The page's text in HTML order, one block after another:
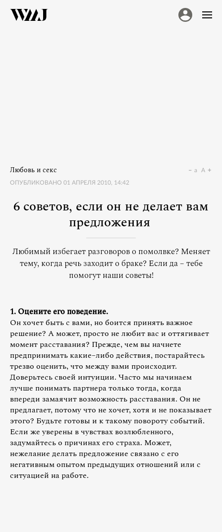
Любовь и секс
ОПУБЛИКОВАНО 01 АПРЕЛЯ 2010, 14:42
a A
6 советов, если он не делает вам
предложения
Любимый избегает разговоров о помолвке? Меняет
тему, когда речь заходит о браке? Если да – тебе
помогут наши советы!
1. Оцените его поведение.
Он хочет быть с вами, но боится принять важное
решение? А может, просто не любит вас и оттягивает
момент расставания? Прежде, чем вы начнете
предпринимать какие–либо действия, постарайтесь
трезво оценить, что между вами происходит.
Доверьтесь своей интуиции. Часто мы начинаем
лучше понимать партнера только тогда, когда
впереди замаячит возможность расставания. Он не
предлагает, потому что не хочет, хотя и не показывает
этого? Будьте готовы и к такому повороту событий.
Если же уверены в чувствах возлюбленного,
задумайтесь о причинах его страха. Может,
нежелание делать предложение связано с его
негативным опытом предыдущих отношений или с
ситуацией на работе.